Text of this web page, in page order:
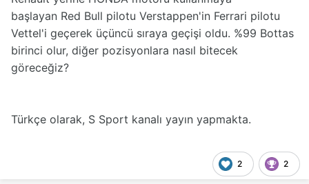
başlayan Red Bull pilotu Verstappen'in Ferrari pilotu
Vettel'i geçerek üçüncü sıraya geçişi oldu. %99 Bottas
birinci olur, diğer pozisyonlara nasıl bitecek
göreceğiz?
Türkçe olarak, S Sport kanalı yayın yapmakta.
2 2